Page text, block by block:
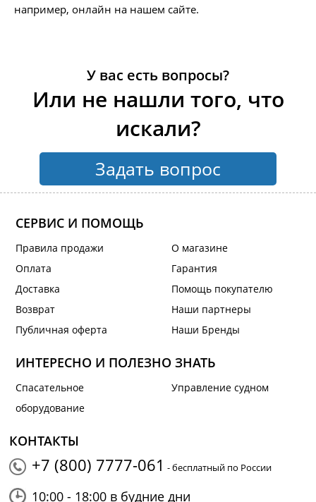
например, онлайн на нашем сайте.
У вас есть вопросы?
Или не нашли того, что
искали?
Задать вопрос
СЕРВИС И ПОМОЩЬ
Правила продажи
Оплата
Доставка
Возврат
Публичная оферта
О магазине
Гарантия
Помощь покупателю
Наши партнеры
Наши Бренды
ИНТЕРЕСНО И ПОЛЕЗНО ЗНАТЬ
Спасательное
оборудование
Управление судном
КОНТАКТЫ
+7 (800) 7777-061 - бесплатный по России
10:00 - 18:00 в будние дни